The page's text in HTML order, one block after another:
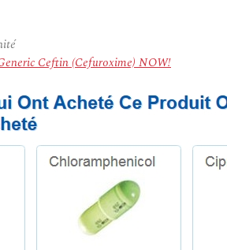
Ceftin (Cefuroxime) NOW!